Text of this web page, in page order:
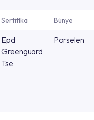
Sertifika Bünye
Epd
Greenguard
Tse
Porselen